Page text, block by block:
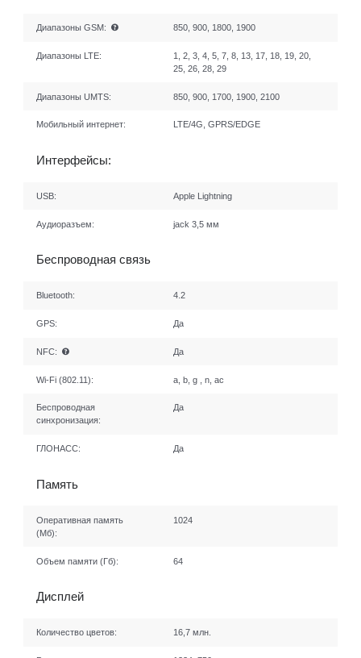
Диапазоны GSM: 850, 900, 1800, 1900
Диапазоны LTE:
1, 2, 3, 4, 5, 7, 8, 13, 17, 18, 19, 20,
25, 26, 28, 29
Диапазоны UMTS: 850, 900, 1700, 1900, 2100
Мобильный интернет: LTE/4G, GPRS/EDGE
Интерфейсы:
USB: Apple Lightning
Аудиоразъем: jack 3,5 мм
Беспроводная связь
Bluetooth: 4.2
GPS: Да
NFC: Да
Wi-Fi (802.11): a, b, g , n, ac
Беспроводная
синхронизация:
Да
ГЛОНАСС: Да
Память
Оперативная память
(Мб):
1024
Объем памяти (Гб): 64
Дисплей
Количество цветов: 16,7 млн.